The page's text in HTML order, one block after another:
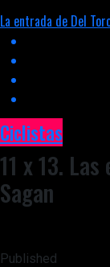
La entrada de Del
Ciclistas
11 x 13.
Sagan
Published